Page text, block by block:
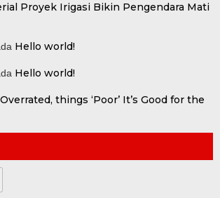
Proyek Irigasi Bikin Pengendara Mati
Hello world!
Hello world!
things ‘Poor’ It’s Good for the